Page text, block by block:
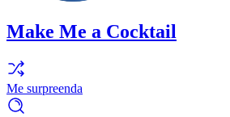
Make Me a Cocktail
Me surpreenda